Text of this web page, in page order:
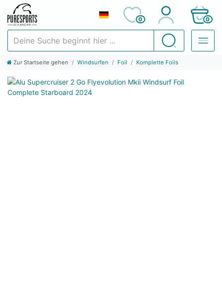
Suchen
0 0
Zur Startseite gehen Windsurfen Foil Komplette Foils